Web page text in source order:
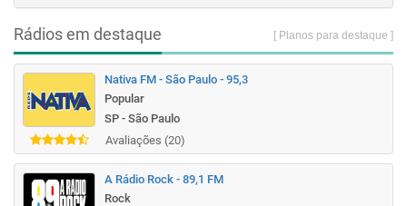
Rádios em destaque [ Planos para destaque ]
Nativa FM - São Paulo - 95,3
Popular
SP - São Paulo
Avaliações (20)
A Rádio Rock - 89,1 FM
Rock